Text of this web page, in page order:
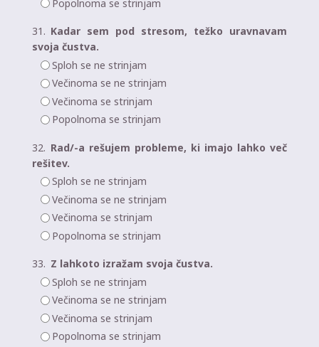
Popolnoma se strinjam
31. Kadar sem pod stresom, težko uravnavam
svoja čustva.
Sploh se ne strinjam
Večinoma se ne strinjam
Večinoma se strinjam
Popolnoma se strinjam
32. Rad/-a rešujem probleme, ki imajo lahko več
rešitev.
Sploh se ne strinjam
Večinoma se ne strinjam
Večinoma se strinjam
Popolnoma se strinjam
33. Z lahkoto izražam svoja čustva.
Sploh se ne strinjam
Večinoma se ne strinjam
Večinoma se strinjam
Popolnoma se strinjam